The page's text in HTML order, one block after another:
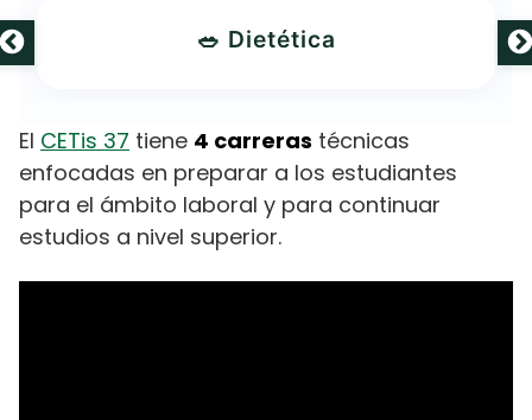
🥗 Dietética
El CETis 37 tiene 4 carreras técnicas
enfocadas en preparar a los estudiantes
para el ámbito laboral y para continuar
estudios a nivel superior.